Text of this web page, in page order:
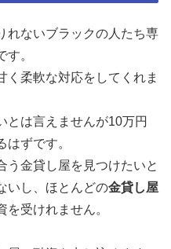
れないブラックの人たち専
。
く柔軟な対応をしてくれま
とは言えませんが10万円
はずです。
う金貸し屋を見つけたいと
いし、ほとんどの金貸し屋
受けれません。